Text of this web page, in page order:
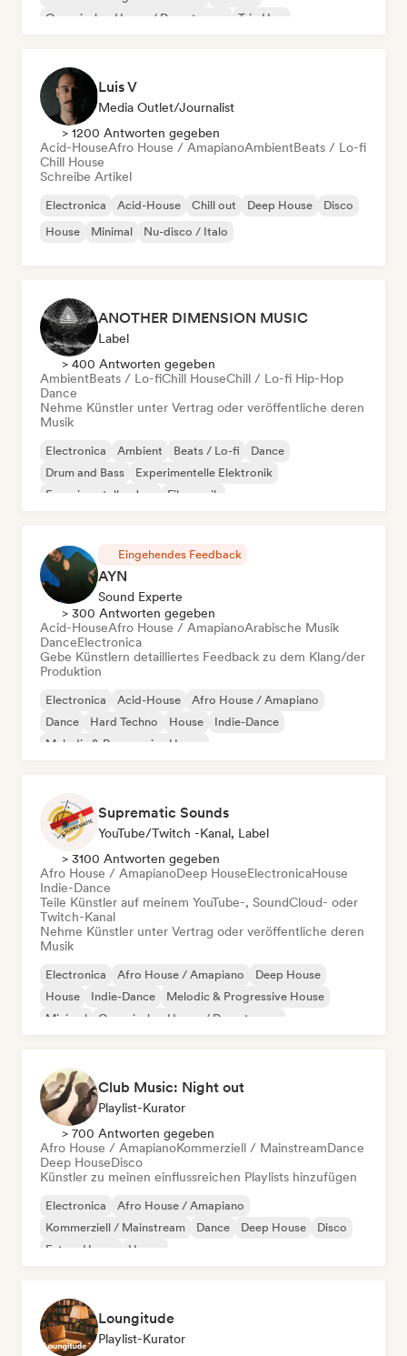
Organischer House / Downtempo
Trip Hop
Luis V
Media Outlet/Journalist
> 1200 Antworten gegeben
Acid-HouseAfro House / AmapianoAmbientBeats / Lo-fi
Chill House
Schreibe Artikel
Electronica Acid-House Chill out Deep House
Disco
House
Minimal Nu-disco / Italo
ANOTHER DIMENSION MUSIC
Label
> 400 Antworten gegeben
AmbientBeats / Lo-fiChill HouseChill / Lo-fi Hip-Hop
Dance
Nehme Künstler unter Vertrag oder veröffentliche deren
Musik
Electronica Ambient Beats / Lo-fi
Dance
Drum and Bass
Experimentelle Elektronik
Experimenteller Jazz
Filmmusik
Eingehendes Feedback
AYN
Sound Experte
> 300 Antworten gegeben
Acid-HouseAfro House / AmapianoArabische Musik
DanceElectronica
Gebe Künstlern detailliertes Feedback zu dem Klang/der
Produktion
Electronica Acid-House
Afro House / Amapiano
Dance
Hard Techno House
Indie-Dance
Melodic & Progressive House
Suprematic Sounds
YouTube/Twitch -Kanal, Label
> 3100 Antworten gegeben
Afro House / AmapianoDeep HouseElectronicaHouse
Indie-Dance
Teile Künstler auf meinem YouTube-, SoundCloud- oder
Twitch-Kanal
Nehme Künstler unter Vertrag oder veröffentliche deren
Musik
Electronica Afro House / Amapiano
Deep House
House
Indie-Dance
Melodic & Progressive House
Minimal
Organischer House / Downtempo
Club Music: Night out
Playlist-Kurator
> 700 Antworten gegeben
Afro House / AmapianoKommerziell / MainstreamDance
Deep HouseDisco
Künstler zu meinen einflussreichen Playlists hinzufügen
Electronica
Afro House / Amapiano
Kommerziell / Mainstream
Dance Deep House
Disco
Future House
House
Loungitude
Playlist-Kurator